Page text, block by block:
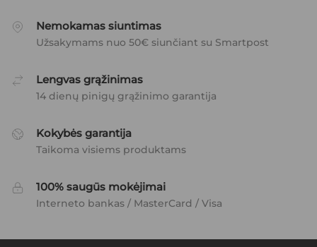
Nemokamas siuntimas
Užsakymams nuo 50€ siunčiant su Smartpost
Lengvas grąžinimas
14 dienų pinigų grąžinimo garantija
Kokybės garantija
Taikoma visiems produktams
100% saugūs mokėjimai
Interneto bankas / MasterCard / Visa